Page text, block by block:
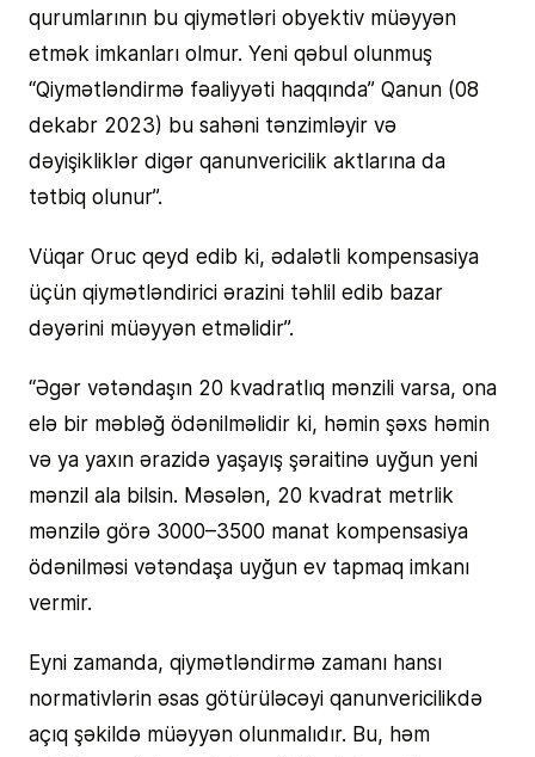
qurumlarının bu qiymətləri obyektiv müəyyən
etmək imkanları olmur. Yeni qəbul olunmuş
“Qiymətləndirmə fəaliyyəti haqqında” Qanun (08
dekabr 2023) bu sahəni tənzimləyir və
dəyişikliklər digər qanunvericilik aktlarına da
tətbiq olunur”.
Vüqar Oruc qeyd edib ki, ədalətli kompensasiya
üçün qiymətləndirici ərazini təhlil edib bazar
dəyərini müəyyən etməlidir”.
“Əgər vətəndaşın 20 kvadratlıq mənzili varsa, ona
elə bir məbləğ ödənilməlidir ki, həmin şəxs həmin
və ya yaxın ərazidə yaşayış şəraitinə uyğun yeni
mənzil ala bilsin. Məsələn, 20 kvadrat metrlik
mənzilə görə 3000–3500 manat kompensasiya
ödənilməsi vətəndaşa uyğun ev tapmaq imkanı
vermir.
Eyni zamanda, qiymətləndirmə zamanı hansı
normativlərin əsas götürüləcəyi qanunvericilikdə
açıq şəkildə müəyyən olunmalıdır. Bu, həm